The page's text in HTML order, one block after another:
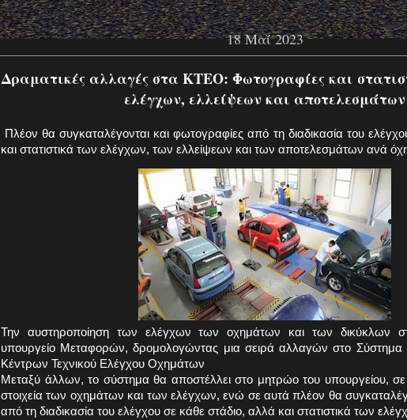
18 Μαΐ 2023
Δραματικές αλλαγές στα ΚΤΕΟ: Φωτογραφίες και
ελέγχων, ελλείψεων και αποτελεσμάτων
Πλέον θα συγκαταλέγονται και φωτογραφίες από τη διαδικασία του
και στατιστικά των ελέγχων, των ελλείψεων και των αποτελεσμάτων ανά
Την αυστηροποίηση των ελέγχων των οχημάτων και των δικύκλων
υπουργείο Μεταφορών, δρομολογώντας μια σειρά αλλαγών στο
Κέντρων Τεχνικού Ελέγχου Οχημάτων
Μεταξύ άλλων, το σύστημα θα αποστέλλει στο μητρώο του υπουργείου,
στοιχεία των οχημάτων και των ελέγχων, ενώ σε αυτά πλέον θα
από τη διαδικασία του ελέγχου σε κάθε στάδιο, αλλά και στατιστικά των